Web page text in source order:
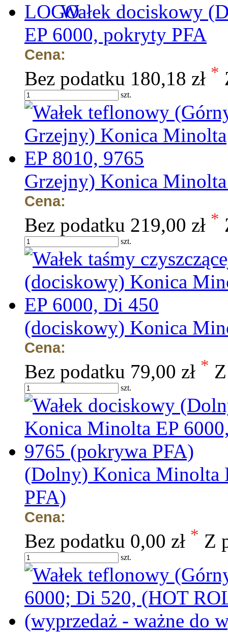
Wałek dociskowy
EP 6000, pokryty PFA
Cena:
Bez podatku 180,18 zł *
szt.
Grzejny) Konica
Cena:
Bez podatku 219,00 zł *
szt.
(dociskowy) Konica
Cena:
Bez podatku 79,00 zł *
szt.
(Dolny) Konica Minolta
PFA)
Cena:
Bez podatku 0,00 zł * Z
szt.